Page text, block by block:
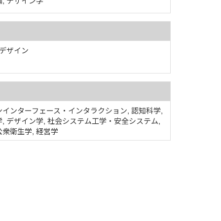
ザイン
ンターフェース・インタラクション, 認知科学,
デザイン学, 社会システム工学・安全システム,
衛生学, 経営学